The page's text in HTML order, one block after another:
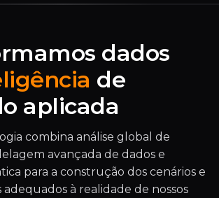
dados
de
aplicada
combina análise global de
avançada de dados e
para a construção dos cenários e
adequados à realidade de nossos